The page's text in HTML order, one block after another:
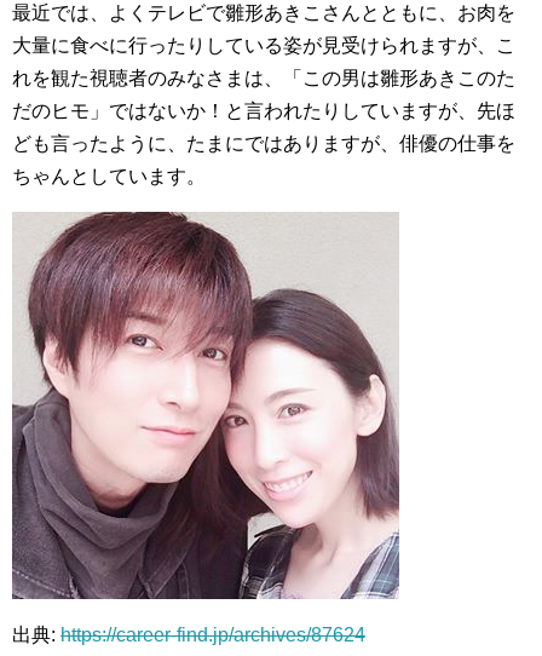
最近では、よくテレビで雛形あきこさんとともに、お肉を
大量に食べに行ったりしている姿が見受けられますが、こ
れを観た視聴者のみなさまは、「この男は雛形あきこのた
だのヒモ」ではないか！と言われたりしていますが、先ほ
ども言ったように、たまにではありますが、俳優の仕事を
ちゃんとしています。
出典: https://career-find.jp/archives/87624